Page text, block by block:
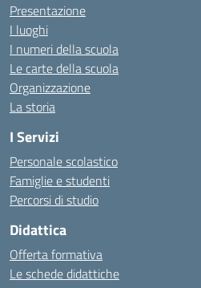
Presentazione
I luoghi
I numeri della scuola
Le carte della scuola
Organizzazione
La storia
I Servizi
Personale scolastico
Famiglie e studenti
Percorsi di studio
Didattica
Offerta formativa
Le schede didattiche